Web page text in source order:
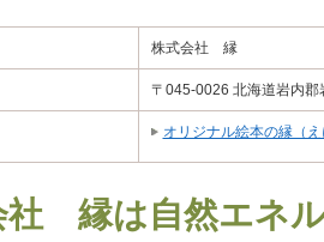
株式会社 縁
〒045-0026 北海道岩内郡
オリジナル絵本の縁（
社 縁は自然エネ